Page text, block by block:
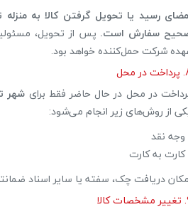
رسید یا تحویل گرفتن کالا به
سفارش است. پس از تحویل،
شرکت حمل‌کننده خواهد بود.
محل
در محل در حال حاضر فقط برای شهر
از روش‌های زیر انجام می‌شود:
وجه نقد
کارت به کارت
دریافت چک، سفته یا سایر اسناد